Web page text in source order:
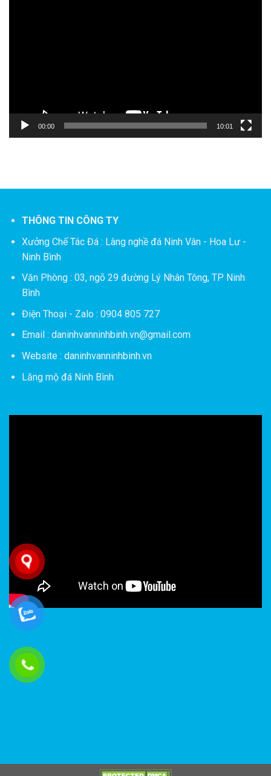
00:00 10:01
THÔNG TIN CÔNG TY
Xưởng Chế Tác Đá : Làng nghề đá Ninh Vân - Hoa Lư -
Ninh Bình
Văn Phòng : 03, ngõ 29 đường Lý Nhân Tông, TP Ninh
Bình
Điện Thoại - Zalo : 0904 805 727
Email : daninhvanninhbinh.vn@gmail.com
Website : daninhvanninhbinh.vn
Lăng mộ đá Ninh Bình